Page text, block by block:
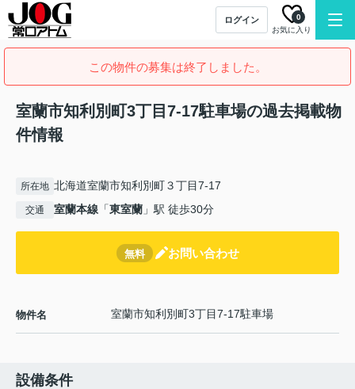
ログイン
お気に入り
0
この物件の募集は終了しました。
室蘭市知利別町3丁目7-17駐車場の過去掲載物
件情報
所在地 北海道室蘭市知利別町３丁目7-17
交通 室蘭本線 「東室蘭 」駅 徒歩30分
無料 お問い合わせ
物件名 室蘭市知利別町3丁目7-17駐車場
設備条件